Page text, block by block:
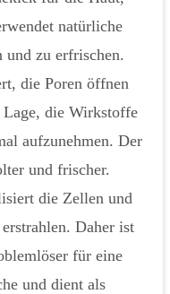
natürliche
und zu erfrischen.
die Poren öffnen
die Wirkstoffe
aufzunehmen. Der
und frischer.
die Zellen und
Daher ist
für eine
und dient als